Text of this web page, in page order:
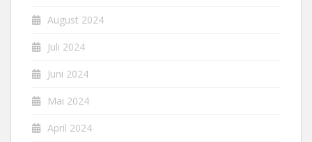
August 2024
Juli 2024
Juni 2024
Mai 2024
April 2024